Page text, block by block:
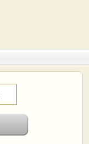
れ違いますので、どう
ンディションです。